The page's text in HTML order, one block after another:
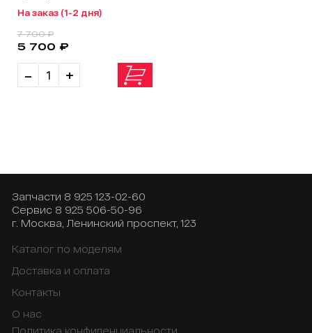
На заказ (1-2 дня)
- +
5 700 ₽
7 700 ₽
Запчасти 8 925 123-02-60
Сервис 8 925 506-50-96
г. Москва, Ленинский проспект, 123
Каталог по моделям
Доставка и оплата
Контакты
О нас
Политика конфиденциальности